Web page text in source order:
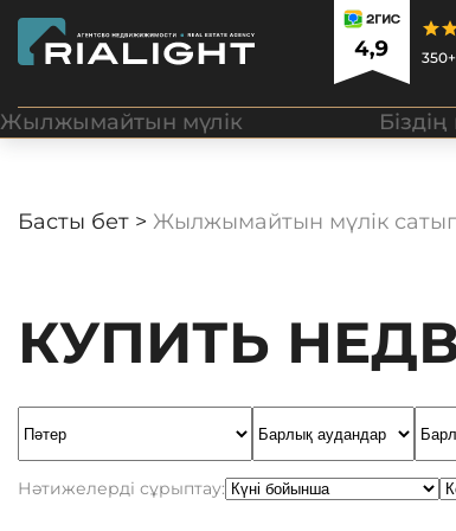
Жылжымайтын мүлік
Басты бет > Жылжымайтын мүлік
КУПИТЬ
Нәтижелерді сұрыптау: